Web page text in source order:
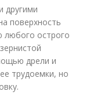
другими
поверхность
любого острого
дрели и
трудоемки, но